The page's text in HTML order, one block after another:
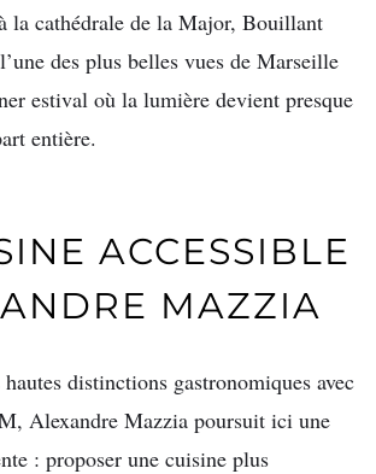
la cathédrale de la Major, Bouillant
des plus belles vues de Marseille
estival où la lumière devient presque
entière.
ACCESSIBLE
MAZZIA
distinctions gastronomiques avec
Alexandre Mazzia poursuit ici une
: proposer une cuisine plus